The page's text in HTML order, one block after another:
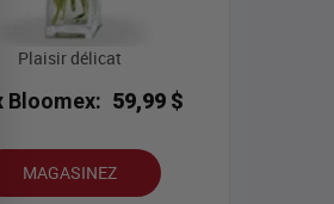
Plaisir délicat
Bloomex: 59,99 $
MAGASINEZ